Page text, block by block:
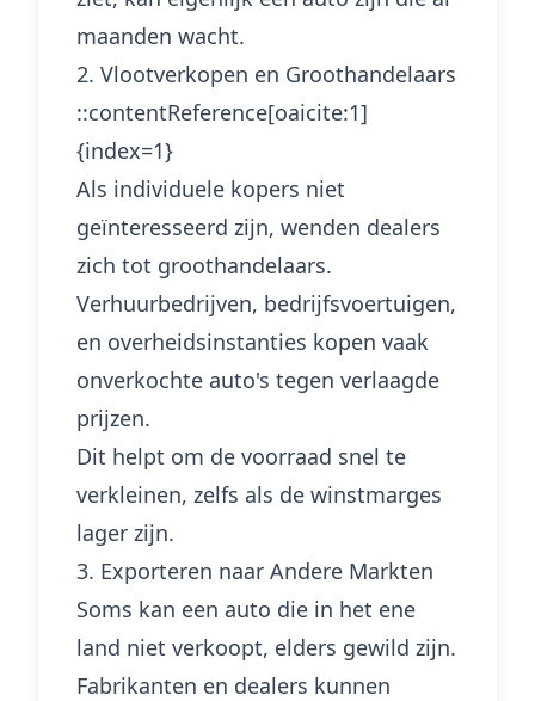
maanden wacht.
2. Vlootverkopen en Groothandelaars
::contentReference[oaicite:1]
{index=1}
Als individuele kopers niet
geïnteresseerd zijn, wenden dealers
zich tot groothandelaars.
Verhuurbedrijven, bedrijfsvoertuigen,
en overheidsinstanties kopen vaak
onverkochte auto's tegen verlaagde
prijzen.
Dit helpt om de voorraad snel te
verkleinen, zelfs als de winstmarges
lager zijn.
3. Exporteren naar Andere Markten
Soms kan een auto die in het ene
land niet verkoopt, elders gewild zijn.
Fabrikanten en dealers kunnen